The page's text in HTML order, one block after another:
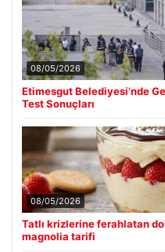
08/05/2026
Etimesgut Belediyesi’nde
Test Sonuçları
08/05/2026
Tatlı krizlerine ferahlatan
magnolia tarifi